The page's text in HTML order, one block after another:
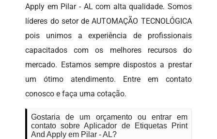
Apply em Pilar - AL com alta qualidade. Somos
líderes do setor de AUTOMAÇÃO TECNOLÓGICA
pois unimos a experiência de profissionais
capacitados com os melhores recursos do
mercado. Estamos sempre dispostos a prestar
um ótimo atendimento. Entre em contato
conosco e faça uma cotação.
Gostaria de um orçamento ou entrar em
contato sobre Aplicador de Etiquetas Print
And Apply em Pilar - AL?